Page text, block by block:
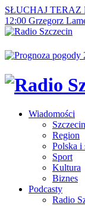
SŁUCHAJ TERAZ
12:00 Grzegorz
Wiadomości
Szczecin
Region
Polska i
Sport
Kultura
Biznes
Podcasty
Radio